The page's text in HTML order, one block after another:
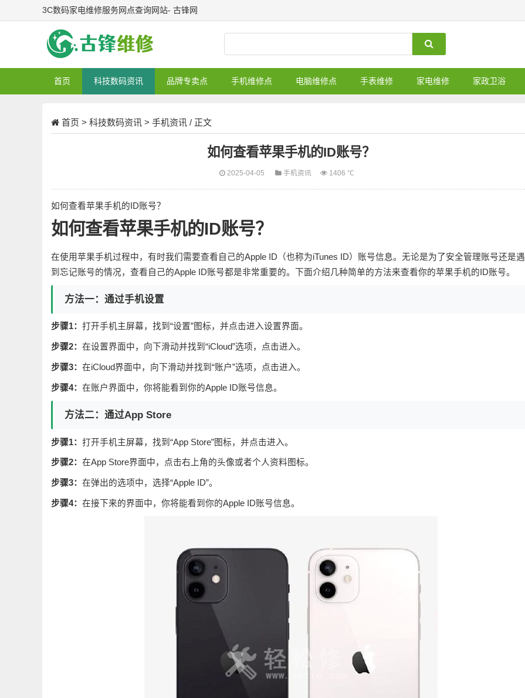
3C数码家电维修服务网点查询网站- 古锋网
首页 科技数码资讯 品牌专卖点 手机维修点 电脑维修点 手表维修 家电维修 家政卫浴
首页 > 科技数码资讯 > 手机资讯 / 正文
如何查看苹果手机的ID账号？
2025-04-05 手机资讯 1406 ℃
如何查看苹果手机的ID账号？
如何查看苹果手机的ID账号？
在使用苹果手机过程中，有时我们需要查看自己的Apple ID（也称为iTunes ID）账号信息。无论是为了安全管理账号还是遇
到忘记账号的情况，查看自己的Apple ID账号都是非常重要的。下面介绍几种简单的方法来查看你的苹果手机的ID账号。
方法一：通过手机设置
步骤1： 打开手机主屏幕，找到“设置”图标，并点击进入设置界面。
步骤2： 在设置界面中，向下滑动并找到“iCloud”选项，点击进入。
步骤3： 在iCloud界面中，向下滑动并找到“账户”选项，点击进入。
步骤4： 在账户界面中，你将能看到你的Apple ID账号信息。
方法二：通过App Store
步骤1： 打开手机主屏幕，找到“App Store”图标，并点击进入。
步骤2： 在App Store界面中，点击右上角的头像或者个人资料图标。
步骤3： 在弹出的选项中，选择“Apple ID”。
步骤4： 在接下来的界面中，你将能看到你的Apple ID账号信息。